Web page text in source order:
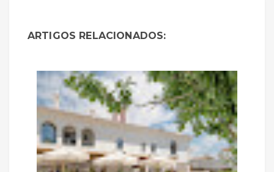
ARTIGOS RELACIONADOS: